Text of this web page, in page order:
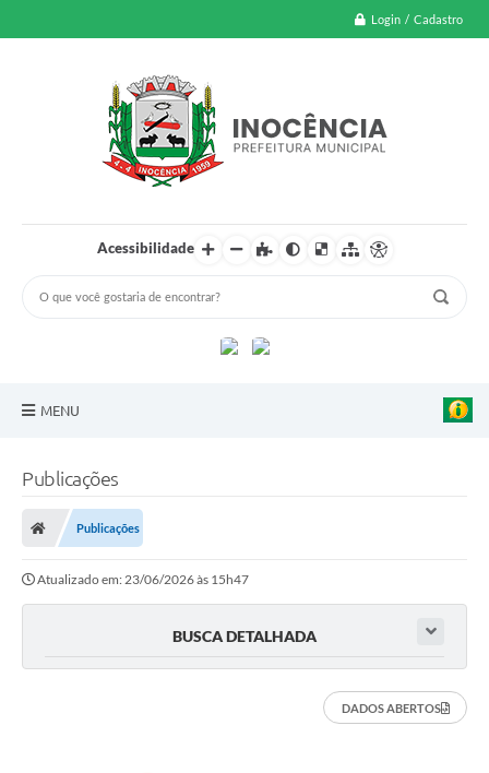
Login / Cadastro
Acessibilidade
MENU
Transparência Pública
Notícias
Publicações
Publicações
Atualizado em: 23/06/2026 às 15h47
BUSCA DETALHADA
DADOS ABERTOS